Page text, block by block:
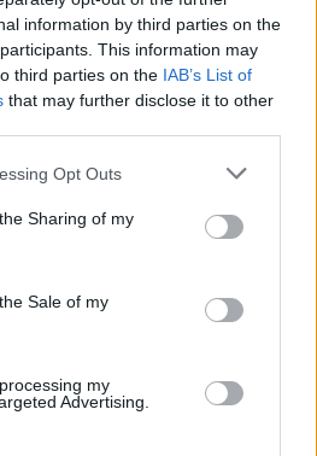
information by third parties on the
This information may
third parties on the IAB’s List of
that may further disclose it to other
Opt Outs
Sharing of my
Sale of my
my
Advertising.
Ψυχογηριατρικής της Α΄
Αιγινητείου Νοσοκομείου
Δήμο Τρίπολης και τον
τη θερμή υποδοχή και τη
Στόχος μας
το σύνολο της
για την ανάγκη πρόληψης,
υποστήριξης των
Alzheimer. Η Τρίπολη, με
να αποτελέσει
για την παροχή